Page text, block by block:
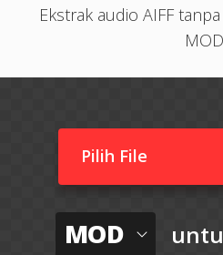
Ekstrak audio AIFF
MOD
Pilih File
MOD